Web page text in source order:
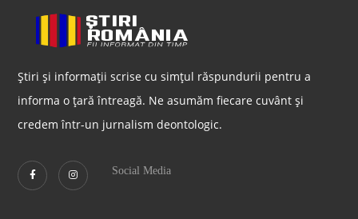
Știri și informații scrise cu simțul răspundurii pentru a
informa o țară întreagă. Ne asumăm fiecare cuvânt și
credem într-un jurnalism deontologic.
Social Media